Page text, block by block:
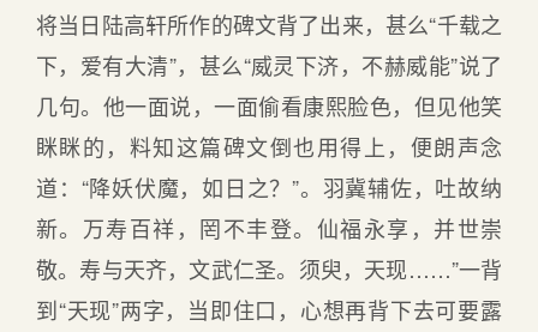
将当日陆高轩所作的碑文背了出来，甚么“千载之
下，爱有大清”，甚么“威灵下济，不赫威能”说了
几句。他一面说，一面偷看康熙脸色，但见他笑
眯眯的，料知这篇碑文倒也用得上，便朗声念
道：“降妖伏魔，如日之？”。羽冀辅佐，吐故纳
新。万寿百祥，罔不丰登。仙福永享，并世崇
敬。寿与天齐，文武仁圣。须臾，天现……”一背
到“天现”两字，当即住口，心想再背下去可要露